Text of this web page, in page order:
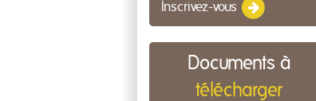
Inscrivez-vous
Documents à
télécharger